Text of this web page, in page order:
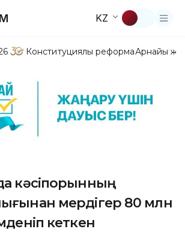
KZ
Конституциялық реформаАрнайы
кәсіпорынның
мердігер 80 млн
кеткен